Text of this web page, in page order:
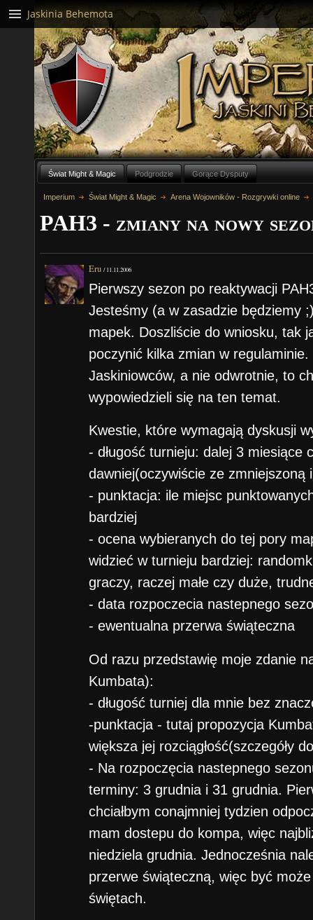
Świat Might & Magic Podgrodzie Gorące Dysputy
Imperium Świat Might & Magic Arena Wojowników - Rozgrywki online
PAH3 - zmiany na nowy
Eru /11.11.2006
Pierwszy sezon po reaktywacji
Jesteśmy (a w zasadzie będziemy
mapek. Doszliście do wniosku, tak
poczynić kilka zmian w
Jaskiniowców, a nie odwrotnie, to
wypowiedzieli się na ten temat.
Kwestie, które wymagają dyskusji
- długość turnieju: dalej 3 miesiące
dawniej(oczywiście ze zmniejszoną
- punktacja: ile miejsc
bardziej
- ocena wybieranych do tej pory
widzieć w turnieju bardziej:
graczy, raczej małe czy duże,
- data rozpoczecia nastepnego
- ewentualna przerwa świąteczna
Od razu przedstawię moje zdanie
Kumbata):
- długość turniej dla mnie bez
-punktacja - tutaj propozycja
większa jej rozciągłość(szczegóły
- Na rozpoczęcia nastepnego
terminy: 3 grudnia i 31 grudnia.
chciałbym conajmniej tydzien
mam dostepu do kompa, więc
niedziela grudnia. Jednocześnia
przerwe świąteczną, więc być
świętach.
Jaskinia Behemota